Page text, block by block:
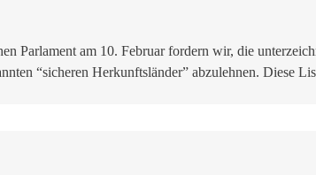
Parlament am 10. Februar fordern wir, die
“sicheren Herkunftsländer” abzulehnen. Diese